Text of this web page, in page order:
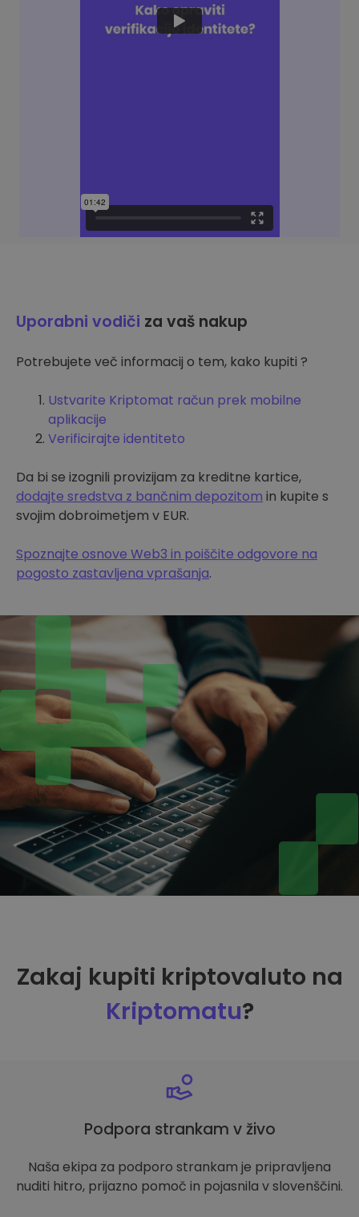
Uporabni vodiči za vaš nakup
Potrebujete več informacij o tem, kako kupiti ?
Ustvarite Kriptomat račun prek mobilne
aplikacije
Verificirajte identiteto
Da bi se izognili provizijam za kreditne kartice,
dodajte sredstva z bančnim depozitom in kupite s
svojim dobroimetjem v EUR.
Spoznajte osnove Web3 in poiščite odgovore na
pogosto zastavljena vprašanja.
Zakaj kupiti kriptovaluto na
Kriptomatu?
Podpora strankam v živo
Naša ekipa za podporo strankam je pripravljena
nuditi hitro, prijazno pomoč in pojasnila v slovenščini.